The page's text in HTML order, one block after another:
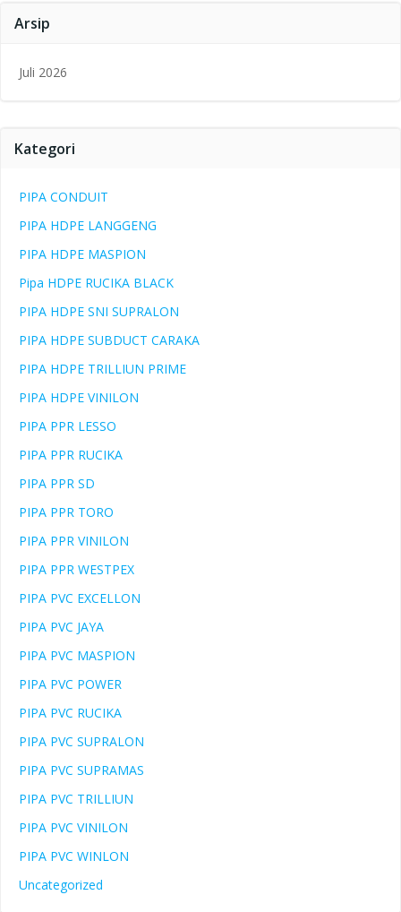
Arsip
Juli 2026
Kategori
PIPA CONDUIT
PIPA HDPE LANGGENG
PIPA HDPE MASPION
Pipa HDPE RUCIKA BLACK
PIPA HDPE SNI SUPRALON
PIPA HDPE SUBDUCT CARAKA
PIPA HDPE TRILLIUN PRIME
PIPA HDPE VINILON
PIPA PPR LESSO
PIPA PPR RUCIKA
PIPA PPR SD
PIPA PPR TORO
PIPA PPR VINILON
PIPA PPR WESTPEX
PIPA PVC EXCELLON
PIPA PVC JAYA
PIPA PVC MASPION
PIPA PVC POWER
PIPA PVC RUCIKA
PIPA PVC SUPRALON
PIPA PVC SUPRAMAS
PIPA PVC TRILLIUN
PIPA PVC VINILON
PIPA PVC WINLON
Uncategorized